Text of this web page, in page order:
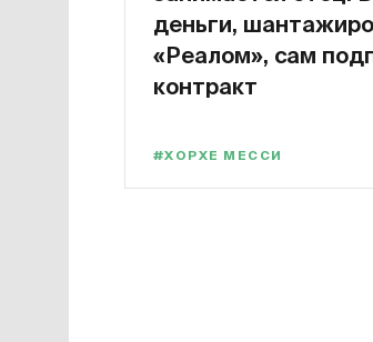
деньги,
«Реалом», сам
контракт
#ХОРХЕ МЕССИ